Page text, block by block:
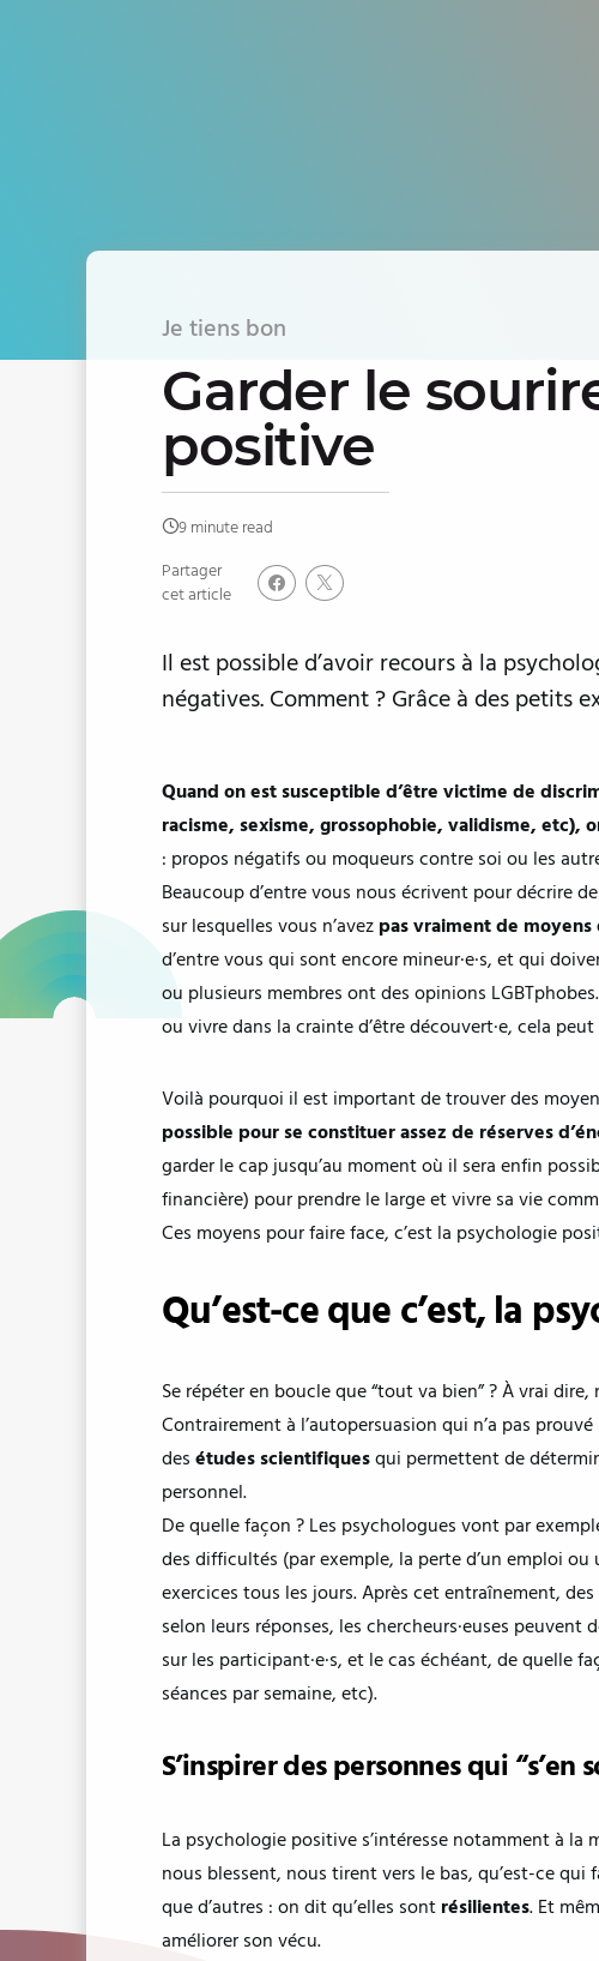
Je tiens bon
Garder le
positive
9 minute read
Partager
cet article
Il est possible d’avoir recours à la
négatives. Comment ? Grâce à des petits
Quand on est susceptible d’être victime de
racisme, sexisme, grossophobie, validisme, etc),
: propos négatifs ou moqueurs contre soi ou les
Beaucoup d’entre vous nous écrivent pour décrire
sur lesquelles vous n’avez pas vraiment de moyens
d’entre vous qui sont encore mineur·e·s, et qui
ou plusieurs membres ont des opinions
ou vivre dans la crainte d’être découvert·e, cela
Voilà pourquoi il est important de trouver des
possible pour se constituer assez de réserves
garder le cap jusqu’au moment où il sera enfin
financière) pour prendre le large et vivre sa vie
Ces moyens pour faire face, c’est la psychologie
Qu’est-ce que c’est, la
Se répéter en boucle que “tout va bien” ? À vrai
Contrairement à l’autopersuasion qui n’a pas
des études scientifiquesqui permettent de
personnel.
De quelle façon ? Les psychologues vont par
des difficultés (par exemple, la perte d’un emploi
exercices tous les jours. Après cet entraînement,
selon leurs réponses, les chercheurs·euses
sur les participant·e·s, et le cas échéant, de quelle
séances par semaine, etc).
S’inspirer des personnes qui “s’en
La psychologie positive s’intéresse notamment à
nous blessent, nous tirent vers le bas, qu’est-ce
que d’autres : on dit qu’elles sont résilientes. Et
améliorer son vécu.